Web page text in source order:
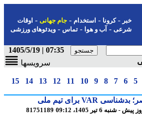
-کرونا-استخدام- جام جهانی-اوقات
شرعی-آب و هوا-تماس-ویدئوهای ورزشی
07:35 | 1405/5/19
سرویسها
6
7
8
9
10
11
12
13
14
15
81751189